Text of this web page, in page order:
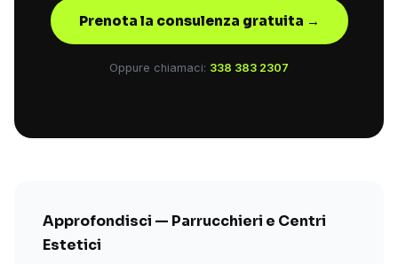
Prenota la consulenza gratuita →
Oppure chiamaci: 338 383 2307
Approfondisci — Parrucchieri e Centri
Estetici